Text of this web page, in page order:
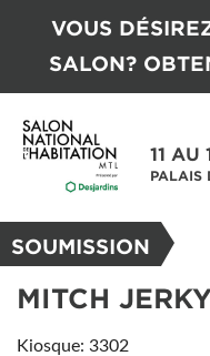
VOUS
SALON?
11 AU
PALAIS
SOUMISSION
MITCH
Kiosque: 3302